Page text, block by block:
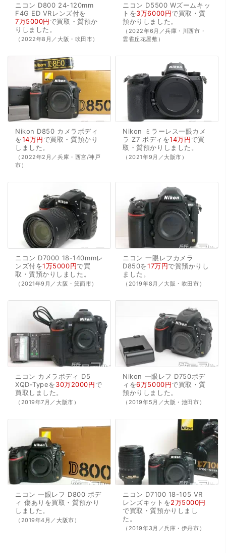
ニコン D800 24-120mm
F4G ED VRレンズ付を
7万5000円で買取・質預か
り しました。
（2022年8月／大阪・吹田市）
ニコン D5500 Wズームキッ
トを3万6000円で買取・質
預かり しました。
（2022年6月／兵庫・川西市・
雲雀丘花屋敷）
Nikon D850 カメラボディ
を14万円で買取・質預かり
しました。
（2022年2月／兵庫・西宮/神戸
市）
Nikon
ミラーレス一眼カメ
ラ Z7 ボディを14万円で買
取・質預かり しました。
（2021年9月／大阪市）
ニコン D7000 18-140mmレ
ンズ付を1万5000円で買
取・質預かり しました。
（2021年9月／大阪・箕面市）
ニコン 一眼レフカメラ
D850を17万円で質預かり し
ました。
（2019年8月／大阪・吹田市）
ニコン カメラボディ D5
XQD-Typeを30万2000円で
買取 しました。
（2019年7月／大阪市）
Nikon 一眼レフ D750ボデ
ィを6万5000円で買取・質
預かり しました。
（2019年5月／大阪・池田市）
ニコン 一眼レフ D800 ボデ
ィ 傷ありを買取・質預かり
しました。
（2019年4月／大阪市）
ニコン D7100 18-105 VR
レンズキットを2万5000円
で買取・質預かり しまし
た。
（2019年3月／兵庫・伊丹市）